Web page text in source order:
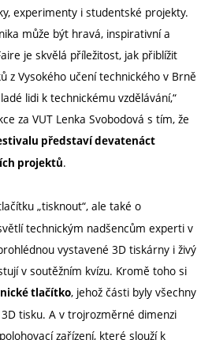
experimenty i studentské projekty.
může být hravá, inspirativní a
je skvělá příležitost, jak přiblížit
z Vysokého učení technického v Brně
lidi k technickému vzdělávání,“
za VUT Lenka Svobodová s tím, že
představí devatenáct
projektů.
„tisknout“, ale také o
technickým nadšencům experti v
vystavené 3D tiskárny i živý
v soutěžním kvízu. Kromě toho si
tlačítko, jehož části byly všechny
tisku. A v trojrozměrné dimenzi
zařízení, které slouží k